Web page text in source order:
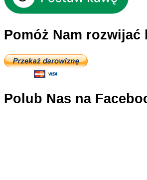
Pomóż Nam rozwijać
Polub Nas na